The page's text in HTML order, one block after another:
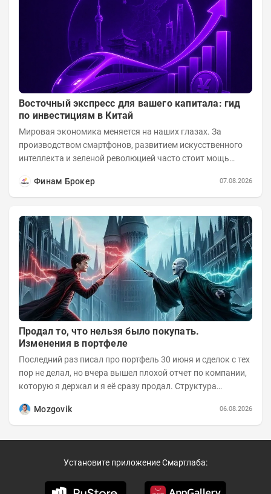
Восточный экспресс для вашего капитала: гид
по инвестициям в Китай
Мировая экономика меняется на наших глазах. За
производством смартфонов, развитием искусственного
интеллекта и зеленой революцией часто стоит мощь
Финам Брокер
07.08.2026
Продал то, что нельзя было покупать.
Изменения в портфеле
Последний раз писал про портфель 30 июня и сделок с тех
пор не делал, но вчера вышел плохой отчет по компании,
которую я держал и я её сразу продал. Структура
Mozgovik
06.08.2026
Установите приложение Смартлаба: